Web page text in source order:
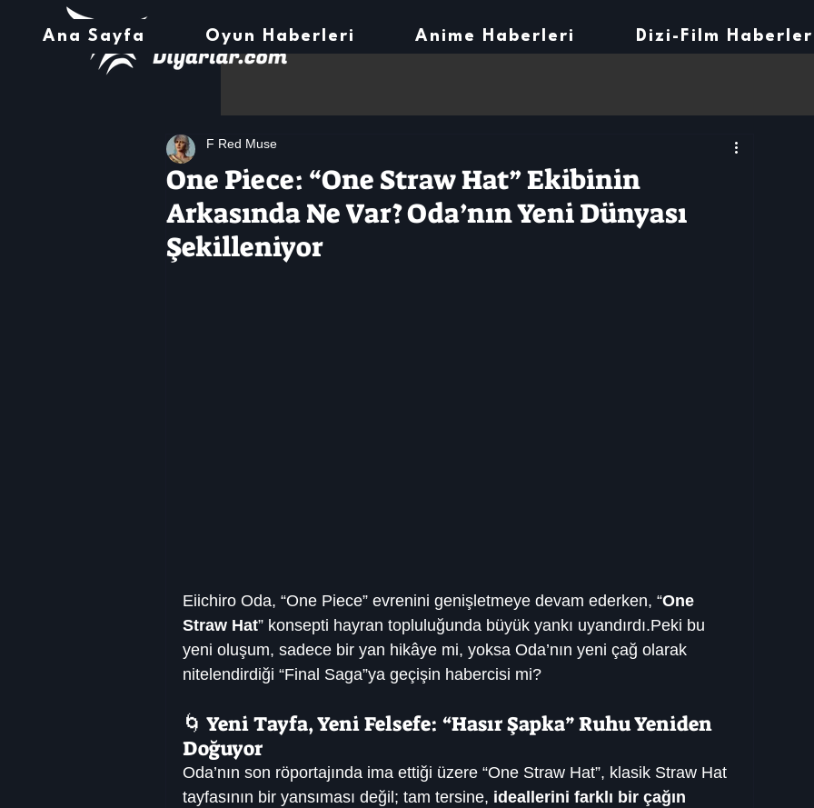
Ana Sayfa Oyun Haberleri Anime Haberleri Dizi-Film
One Piece: “One Straw Hat” Ekibinin
Arkasında Ne Var? Oda’nın Yeni Dünyası
Şekilleniyor
F Red Muse
Eiichiro Oda, “One Piece” evrenini genişletmeye devam ederken, “One
Straw Hat” konsepti hayran topluluğunda büyük yankı uyandırdı.Peki bu
yeni oluşum, sadece bir yan hikâye mi, yoksa Oda’nın yeni çağ olarak
nitelendirdiği “Final Saga”ya geçişin habercisi mi?
🌀 Yeni Tayfa, Yeni Felsefe: “Hasır Şapka” Ruhu Yeniden
Doğuyor
Oda’nın son röportajında ima ettiği üzere “One Straw Hat”, klasik Straw Hat
tayfasının bir yansıması değil; tam tersine, ideallerini farklı bir çağın